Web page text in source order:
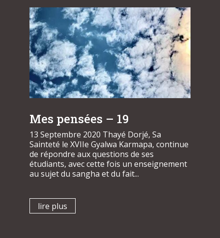
Mes pensées – 19
13 Septembre 2020 Thayé Dorjé, Sa
Sainteté le XVIIe Gyalwa Karmapa, continue
de répondre aux questions de ses
étudiants, avec cette fois un enseignement
au sujet du sangha et du fait...
lire plus